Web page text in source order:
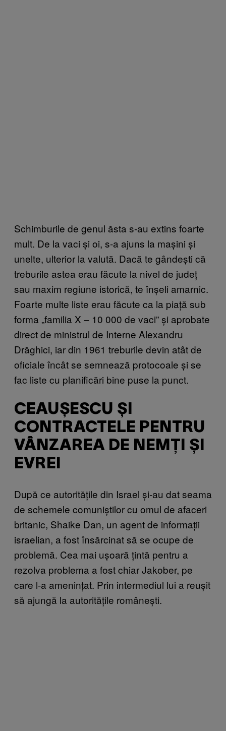
Schimburile de genul ăsta s-au extins foarte
mult. De la vaci și oi, s-a ajuns la mașini și
unelte, ulterior la valută. Dacă te gândești că
treburile astea erau făcute la nivel de județ
sau maxim regiune istorică, te înșeli amarnic.
Foarte multe liste erau făcute ca la piață sub
forma „familia X – 10 000 de vaci” și aprobate
direct de ministrul de Interne Alexandru
Drăghici, iar din 1961 treburile devin atât de
oficiale încât se semnează protocoale și se
fac liste cu planificări bine puse la punct.
CEAUȘESCU ȘI
CONTRACTELE PENTRU
VÂNZAREA DE NEMȚI ȘI
EVREI
După ce autoritățile din Israel și-au dat seama
de schemele comuniștilor cu omul de afaceri
britanic, Shaike Dan, un agent de informații
israelian, a fost însărcinat să se ocupe de
problemă. Cea mai ușoară țintă pentru a
rezolva problema a fost chiar Jakober, pe
care l-a amenințat. Prin intermediul lui a reușit
să ajungă la autoritățile românești.